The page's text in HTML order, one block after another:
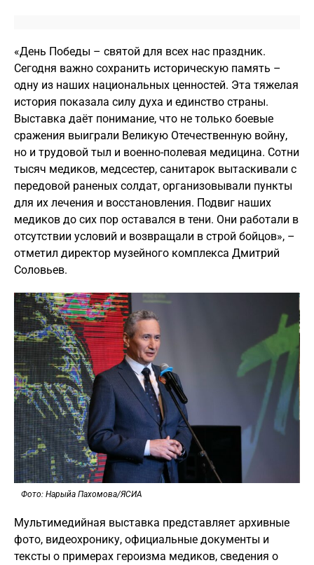
«День Победы – святой для всех нас праздник.
Сегодня важно сохранить историческую память –
одну из наших национальных ценностей. Эта тяжелая
история показала силу духа и единство страны.
Выставка даёт понимание, что не только боевые
сражения выиграли Великую Отечественную войну,
но и трудовой тыл и военно-полевая медицина. Сотни
тысяч медиков, медсестер, санитарок вытаскивали с
передовой раненых солдат, организовывали пункты
для их лечения и восстановления. Подвиг наших
медиков до сих пор оставался в тени. Они работали в
отсутствии условий и возвращали в строй бойцов», –
отметил директор музейного комплекса Дмитрий
Соловьев.
Фото: Нарыйа Пахомова/ЯСИА
Мультимедийная выставка представляет архивные
фото, видеохронику, официальные документы и
тексты о примерах героизма медиков, сведения о